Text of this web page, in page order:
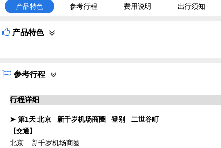
产品特色 参考行程 费用说明 出行须知
产品特色
参考行程
行程详细
➤ 第1天 北京 新千岁机场商圈 登别 二世谷町
【交通】
北京 新千岁机场商圈